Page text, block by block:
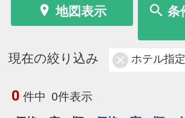
地図表示
条
現在の絞り込み ホテル指定
0 件中 0件表示